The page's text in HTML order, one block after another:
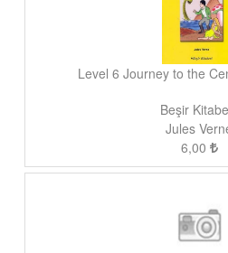
Level 6 Journey to the
Beşir
Jules
6,00